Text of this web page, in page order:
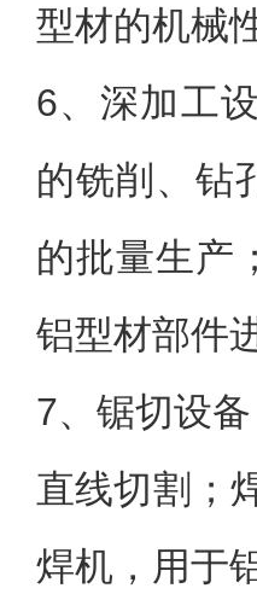
型材的机械
6、 深加工
的铣削、钻
的批量生产
铝型材部件
7、 锯切设
直线切割；
焊机，用于